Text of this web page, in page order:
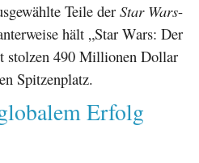
Teile der Star Wars-
hält „Star Wars: Der
stolzen 490 Millionen Dollar
Spitzenplatz.
Erfolg